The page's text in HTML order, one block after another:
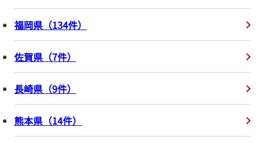
福岡県 （134件）
佐賀県 （7件）
長崎県 （9件）
熊本県 （14件）